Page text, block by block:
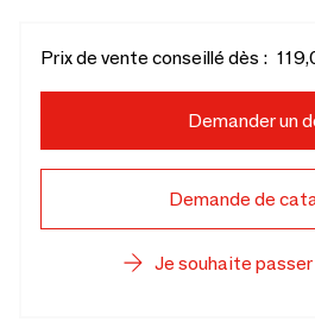
Prix de vente conseillé dès :
Demander un
Demande de
Je souhaite